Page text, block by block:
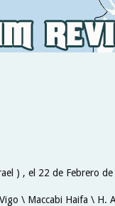
) , el 22 de Febrero
\ Maccabi Haifa \ H.